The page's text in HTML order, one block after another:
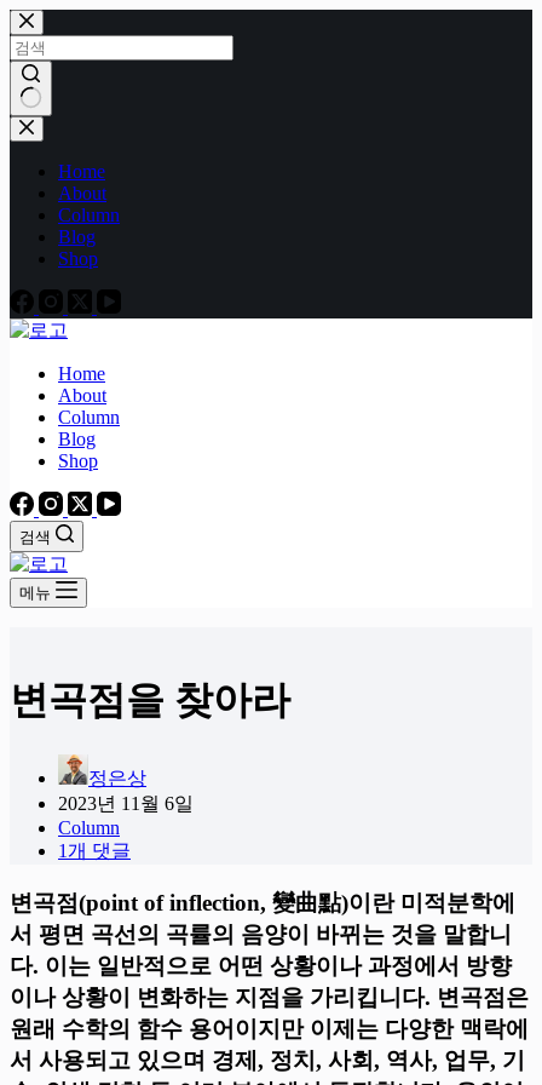
본
문
으
로
건
너
결
Home
About
Column
Blog
Shop
Home
About
Column
Blog
Shop
검색
메뉴
변곡점을 찾아라
정은상
2023년 11월 6일
Column
1개 댓글
변곡점(point of inflection, 變曲點)이란 미적분학에
서 평면 곡선의 곡률의 음양이 바뀌는 것을 말합니
다. 이는 일반적으로 어떤 상황이나 과정에서 방향
이나 상황이 변화하는 지점을 가리킵니다. 변곡점은
원래 수학의 함수 용어이지만 이제는 다양한 맥락에
서 사용되고 있으며 경제, 정치, 사회, 역사, 업무, 기